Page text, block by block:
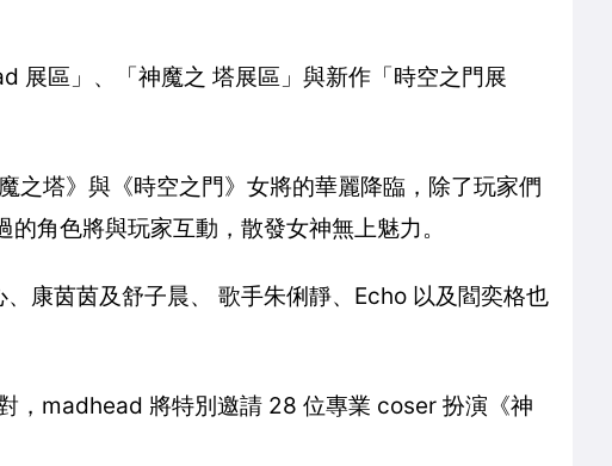
展區」、「神魔之 塔展區」與新作「時空之門展
塔》與《時空之門》女將的華麗降臨，除了玩家們
角色將與玩家互動，散發女神無上魅力。
康茵茵及舒子晨、 歌手朱俐靜、Echo 以及閻奕格也
，madhead 將特別邀請 28 位專業 coser 扮演《神